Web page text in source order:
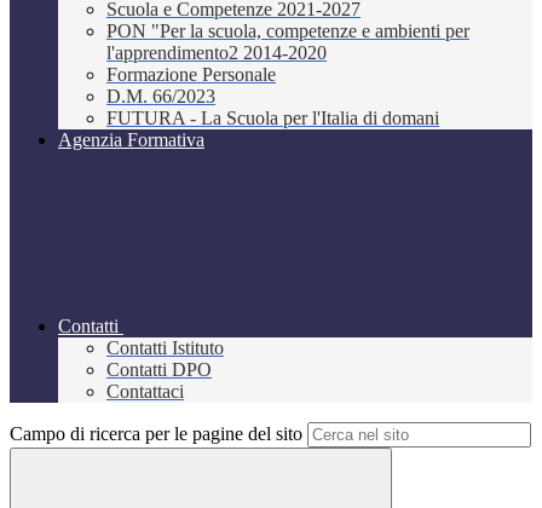
Scuola e Competenze 2021-2027
PON "Per la scuola, competenze e ambienti per
l'apprendimento2 2014-2020
Formazione Personale
D.M. 66/2023
FUTURA - La Scuola per l'Italia di domani
Agenzia Formativa
Contatti
Contatti Istituto
Contatti DPO
Contattaci
Campo di ricerca per le pagine del sito